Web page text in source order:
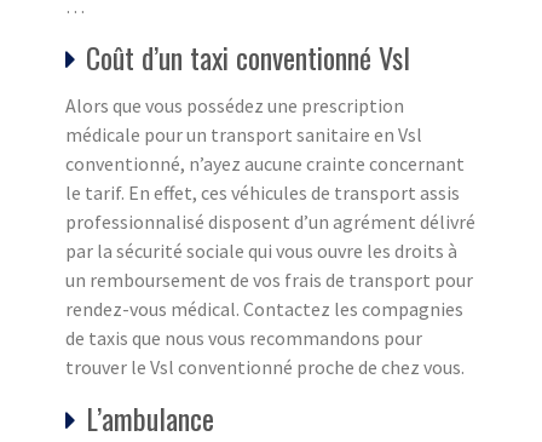
…
Coût d’un taxi conventionné Vsl
Alors que vous possédez une prescription
médicale pour un transport sanitaire en Vsl
conventionné, n’ayez aucune crainte concernant
le tarif. En effet, ces véhicules de transport assis
professionnalisé disposent d’un agrément délivré
par la sécurité sociale qui vous ouvre les droits à
un remboursement de vos frais de transport pour
rendez-vous médical. Contactez les compagnies
de taxis que nous vous recommandons pour
trouver le Vsl conventionné proche de chez vous.
L’ambulance